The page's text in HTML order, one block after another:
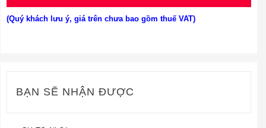
(Quý khách lưu ý, giá trên chưa bao gồm thuế VAT)
BẠN SẼ NHẬN ĐƯỢC